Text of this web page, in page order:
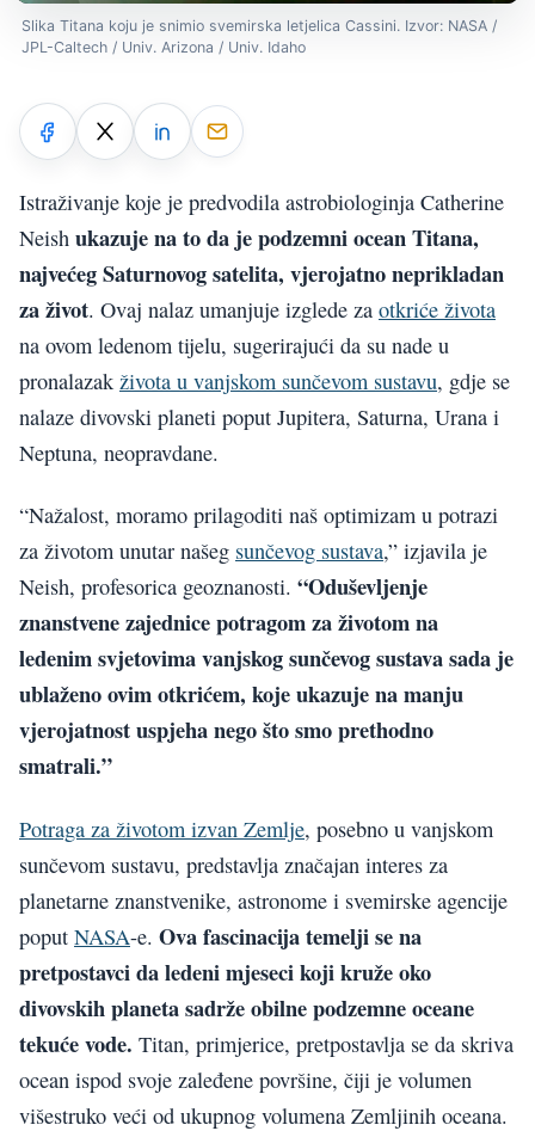
Slika Titana koju je snimio svemirska letjelica Cassini. Izvor: NASA /
JPL-Caltech / Univ. Arizona / Univ. Idaho
Istraživanje koje je predvodila astrobiologinja Catherine
Neish ukazuje na to da je podzemni ocean Titana,
najvećeg Saturnovog satelita, vjerojatno neprikladan
za život. Ovaj nalaz umanjuje izglede za otkriće života
na ovom ledenom tijelu, sugerirajući da su nade u
pronalazak života u vanjskom sunčevom sustavu, gdje se
nalaze divovski planeti poput Jupitera, Saturna, Urana i
Neptuna, neopravdane.
“Nažalost, moramo prilagoditi naš optimizam u potrazi
za životom unutar našeg sunčevog sustava,” izjavila je
Neish, profesorica geoznanosti. “Oduševljenje
znanstvene zajednice potragom za životom na
ledenim svjetovima vanjskog sunčevog sustava sada je
ublaženo ovim otkrićem, koje ukazuje na manju
vjerojatnost uspjeha nego što smo prethodno
smatrali.”
Potraga za životom izvan Zemlje, posebno u vanjskom
sunčevom sustavu, predstavlja značajan interes za
planetarne znanstvenike, astronome i svemirske agencije
poput NASA-e. Ova fascinacija temelji se na
pretpostavci da ledeni mjeseci koji kruže oko
divovskih planeta sadrže obilne podzemne oceane
tekuće vode. Titan, primjerice, pretpostavlja se da skriva
ocean ispod svoje zaleđene površine, čiji je volumen
višestruko veći od ukupnog volumena Zemljinih oceana.